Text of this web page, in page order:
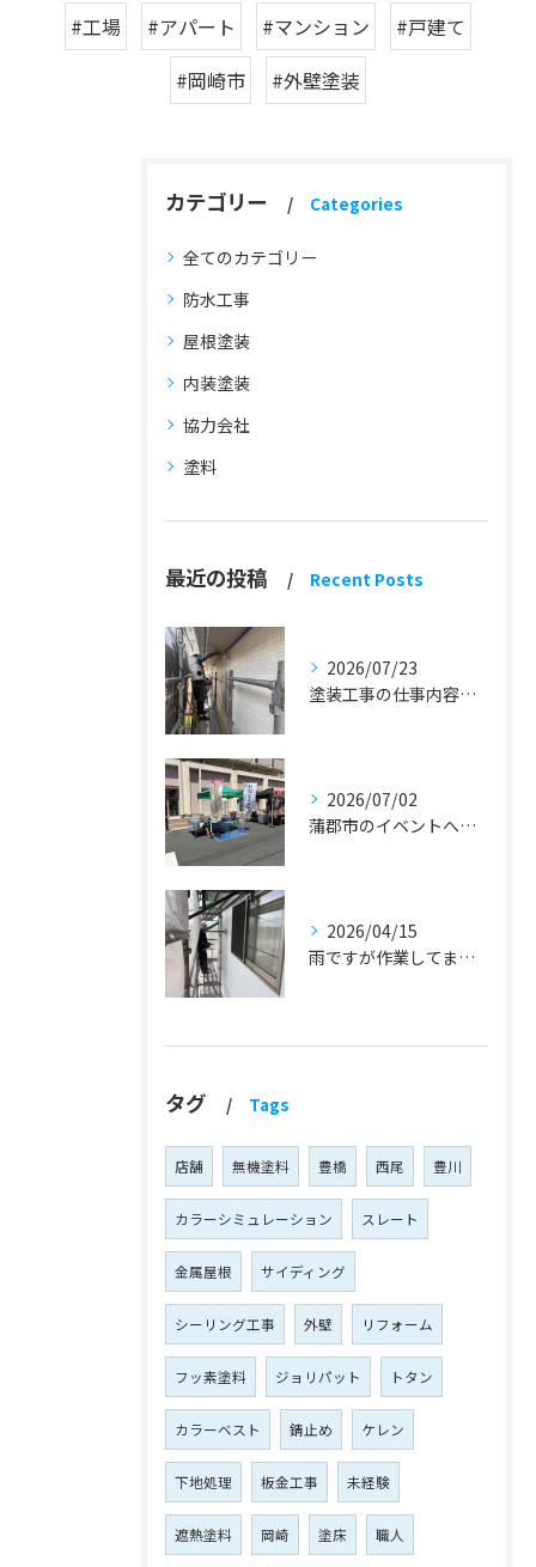
#工場 #アパート #マンション
#戸建て
#岡崎市
#外壁塗装
カテゴリー Categories
全てのカテゴリー
防水工事
屋根塗装
内装塗装
協力会社
塗料
最近の投稿 Recent Posts
2026/07/23
塗装工事の仕事内容『蒲郡市・岡崎市 外壁塗装・屋根塗装・雨漏り修理』
2026/07/02
蒲郡市のイベントへ出店しました！『外壁塗装・屋根塗装・雨漏り修理』
2026/04/15
雨ですが作業してます！『蒲郡市・岡崎市 外壁塗装・屋根塗装・雨漏り修理』
タグ Tags
店舗 無機塗料 豊橋 西尾 豊川
カラーシミュレーション スレート
金属屋根 サイディング
シーリング工事 外壁 リフォーム
フッ素塗料 ジョリパット トタン
カラーベスト 錆止め ケレン
下地処理 板金工事 未経験
遮熱塗料 岡崎 塗床 職人